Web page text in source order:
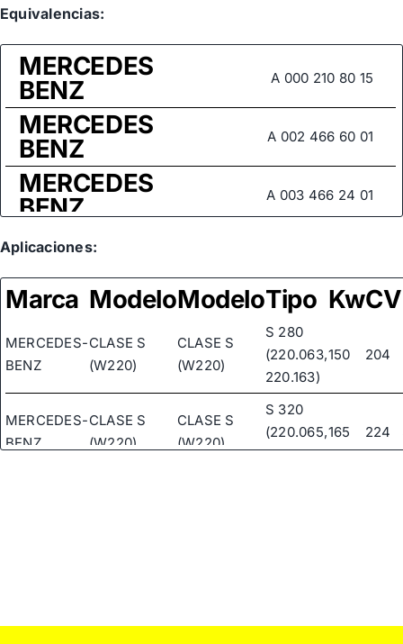
Equivalencias:
MERCEDES
BENZ A 000 210 80 15
MERCEDES
BENZ A 002 466 60 01
MERCEDES
BENZ A 003 466 24 01
Aplicaciones:
Marca ModeloModeloTipo KwCV
MERCEDES-
BENZ
CLASE S
(W220)
CLASE S
(W220)
S 280
(220.063,
220.163)
150 204
MERCEDES-
BENZ
CLASE S
(W220)
CLASE S
(W220)
S 320
(220.065,
220.165)
165 224
220.183)